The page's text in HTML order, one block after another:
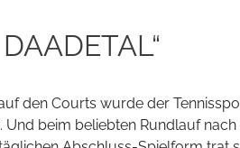
den Courts wurde der
beim beliebten Rundlauf